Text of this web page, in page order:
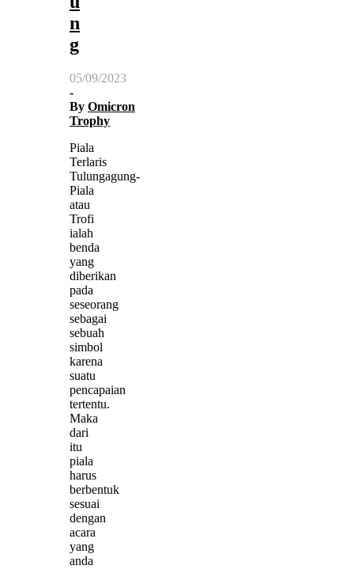
n
g
05/09/2023
-
By Omicron
Trophy
Piala
Terlaris
Tulungagung-
Piala
atau
Trofi
ialah
benda
yang
diberikan
pada
seseorang
sebagai
sebuah
simbol
karena
suatu
pencapaian
tertentu.
Maka
dari
itu
piala
harus
berbentuk
sesuai
dengan
acara
yang
anda